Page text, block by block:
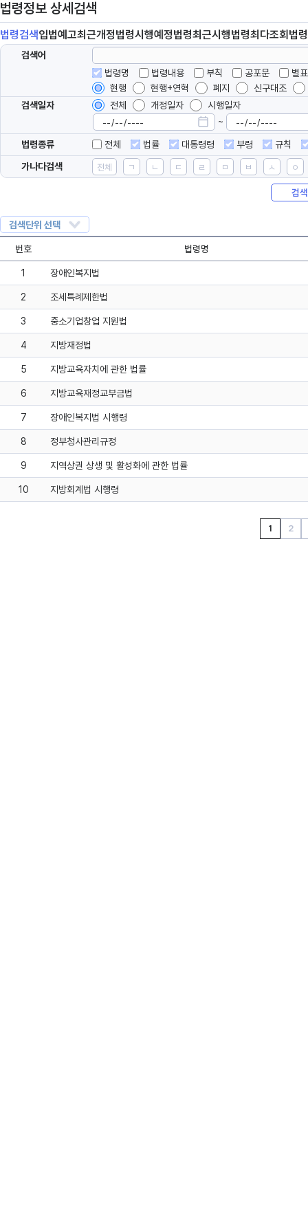
법령정보 상세검색
법령검색입법예고최근개정법령시행예정법령최근시행법령최다조회 법령
검색어
법령명
법령내용 부칙 공포문
별
현행
현행+연혁 폐지
신구대조
검색일자
전체 개정일자
시행일자
~
법령종류 전체 법률 대통령령 부령
규칙
가나다검색
전체 ㄱ ㄴ ㄷ ㄹ ㅁ ㅂ ㅅ ㅇ
검색
검색단위 선택
번호 법령명
1 장애인복지법
2 조세특례제한법
3 중소기업창업 지원법
4 지방재정법
5 지방교육자치에 관한 법률
6 지방교육재정교부금법
7 장애인복지법 시행령
8 정부청사관리규정
9 지역상권 상생 및 활성화에 관한 법률
10 지방회계법 시행령
1 2